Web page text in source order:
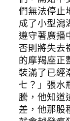
們無法停止
成了小型潟
遵守著廣播
否則將失去
的摩羯座正
裝滿了已經
七？」張水
騰，他知道
差，他那股